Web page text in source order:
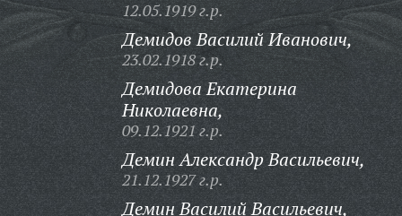
12.05.1919 г.р.
Демидов Василий Иванович,
23.02.1918 г.р.
Демидова Екатерина
Николаевна,
09.12.1921 г.р.
Демин Александр Васильевич,
21.12.1927 г.р.
Демин Василий Васильевич,